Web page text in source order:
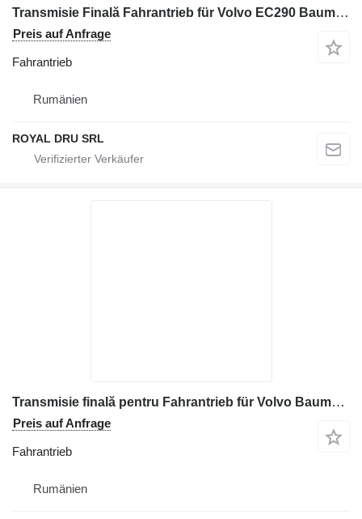
Transmisie Finală Fahrantrieb für Volvo EC290 Baumaschinen
Preis auf Anfrage
Fahrantrieb
Rumänien
ROYAL DRU SRL
Transmisie finală pentru Fahrantrieb für Volvo Baumaschinen
Preis auf Anfrage
Fahrantrieb
Rumänien